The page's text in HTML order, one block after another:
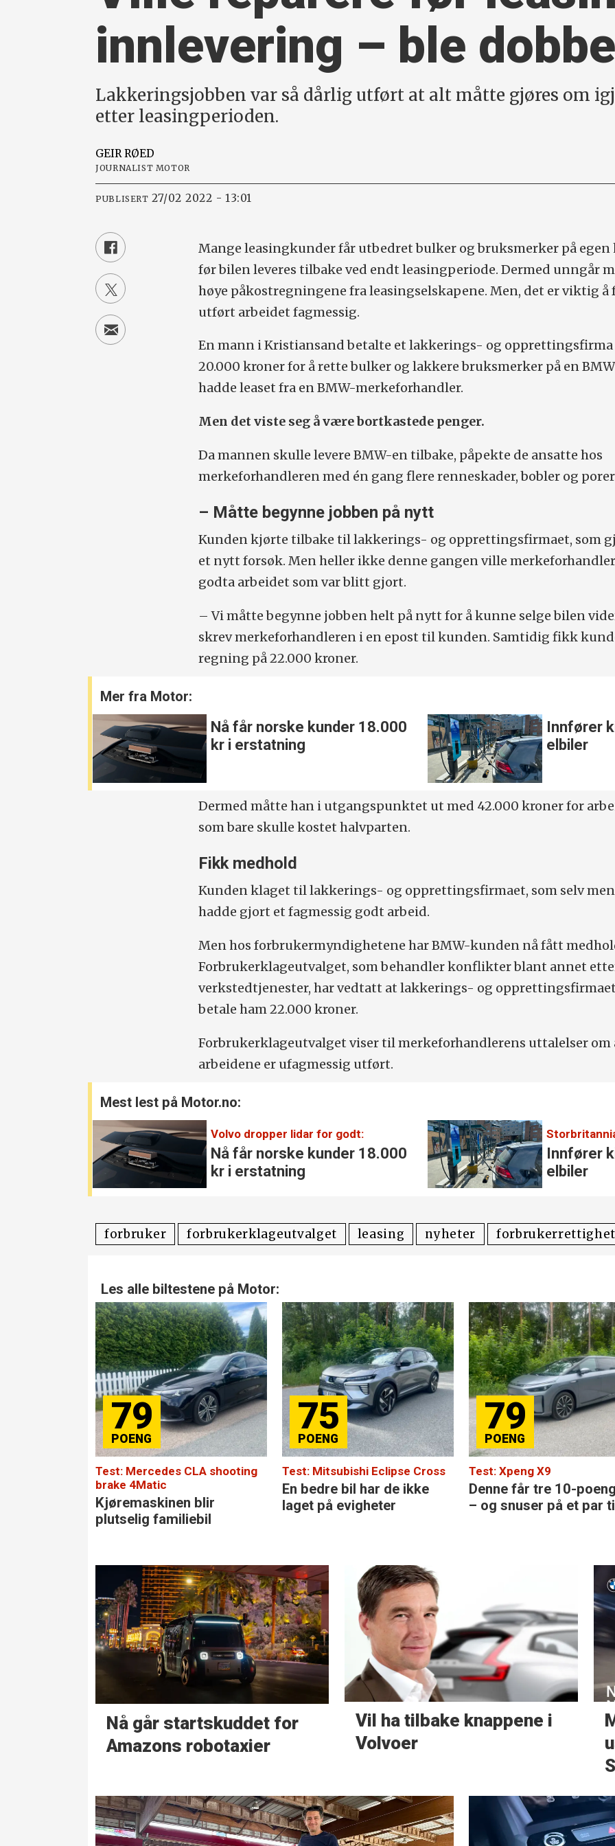
innlevering – ble
Lakkeringsjobben var så dårlig utført at alt måtte gjøres om
etter leasingperioden.
GEIR RØED
JOURNALIST MOTOR
PUBLISERT 27/02 2022 - 13:01
Mange leasingkunder får utbedret bulker og bruksmerker på egen
før bilen leveres tilbake ved endt leasingperiode. Dermed unngår
høye påkostregningene fra leasingselskapene. Men, det er viktig å
utført arbeidet fagmessig.
En mann i Kristiansand betalte et lakkerings- og opprettingsfirma
20.000 kroner for å rette bulker og lakkere bruksmerker på en
hadde leaset fra en BMW-merkeforhandler.
Men det viste seg å være bortkastede penger.
Da mannen skulle levere BMW-en tilbake, påpekte de ansatte hos
merkeforhandleren med én gang flere renneskader, bobler og
– Måtte begynne jobben på nytt
Kunden kjørte tilbake til lakkerings- og opprettingsfirmaet, som
et nytt forsøk. Men heller ikke denne gangen ville
godta arbeidet som var blitt gjort.
– Vi måtte begynne jobben helt på nytt for å kunne selge bilen
skrev merkeforhandleren i en epost til kunden. Samtidig fikk
regning på 22.000 kroner.
Mer fra Motor:
Nå får norske kunder 18.000
kr i erstatning
Innfører
elbiler
Dermed måtte han i utgangspunktet ut med 42.000 kroner for
som bare skulle kostet halvparten.
Fikk medhold
Kunden klaget til lakkerings- og opprettingsfirmaet, som selv
hadde gjort et fagmessig godt arbeid.
Men hos forbrukermyndighetene har BMW-kunden nå fått
Forbrukerklageutvalget, som behandler konflikter blant annet
verkstedtjenester, har vedtatt at lakkerings- og
betale ham 22.000 kroner.
Forbrukerklageutvalget viser til merkeforhandlerens uttalelser om
arbeidene er ufagmessig utført.
Mest lest på Motor.no:
Volvo dropper lidar for godt:
Nå får norske kunder 18.000
kr i erstatning
Innfører
elbiler
forbruker forbrukerklageutvalget leasing nyheter
Les alle biltestene på Motor:
79
Test: Mercedes CLA shooting
brake 4Matic
Kjøremaskinen blir
plutselig familiebil
75
Test: Mitsubishi Eclipse Cross
En bedre bil har de ikke
laget på evigheter
79
Test: Xpeng X9
Denne får tre 10-
– og snuser på et par
Nå går start­skuddet for
Amazons robotaxier
Vil ha tilbake knappene i
Volvoer